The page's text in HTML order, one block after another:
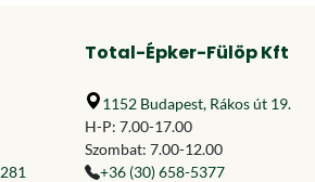
Total-Épker-Fülöp Kft
1152 Budapest, Rákos út 19.
H-P: 7.00-17.00
Szombat: 7.00-12.00
+36 (30) 658-5377